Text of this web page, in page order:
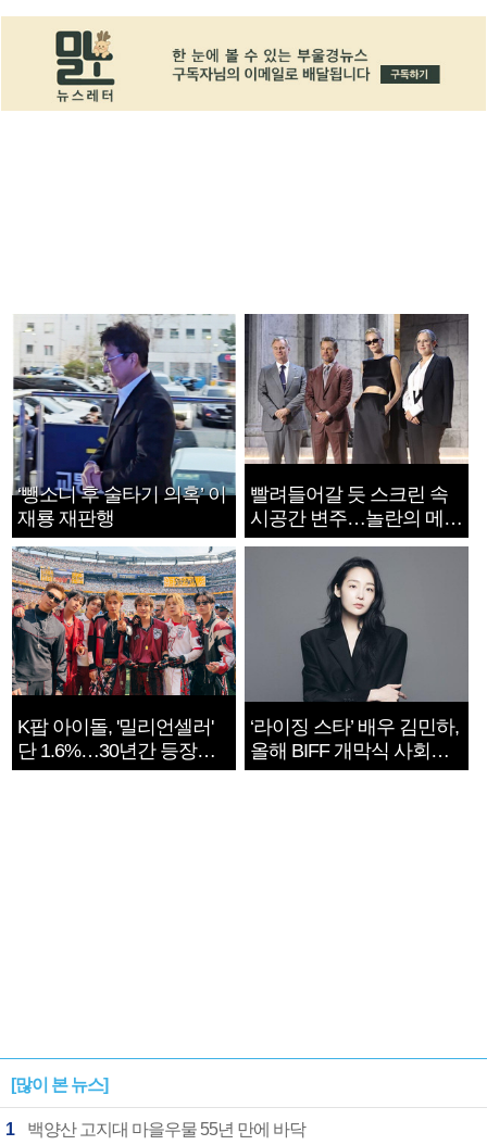
‘뺑소니 후 술타기 의혹’ 이
재룡 재판행
빨려들어갈 듯 스크린 속
시공간 변주…놀란의 메시
지는 ‘전쟁 속죄’
K팝 아이돌, '밀리언셀러'
단 1.6%…30년간 등장
1182개팀 전수조사
‘라이징 스타’ 배우 김민하,
올해 BIFF 개막식 사회자
확정
[많이 본 뉴스]
1 백양산 고지대 마을우물 55년 만에 바닥